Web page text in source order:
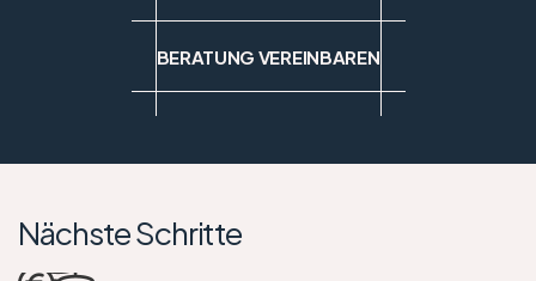
BERATUNG VEREINBAREN
Nächste Schritte